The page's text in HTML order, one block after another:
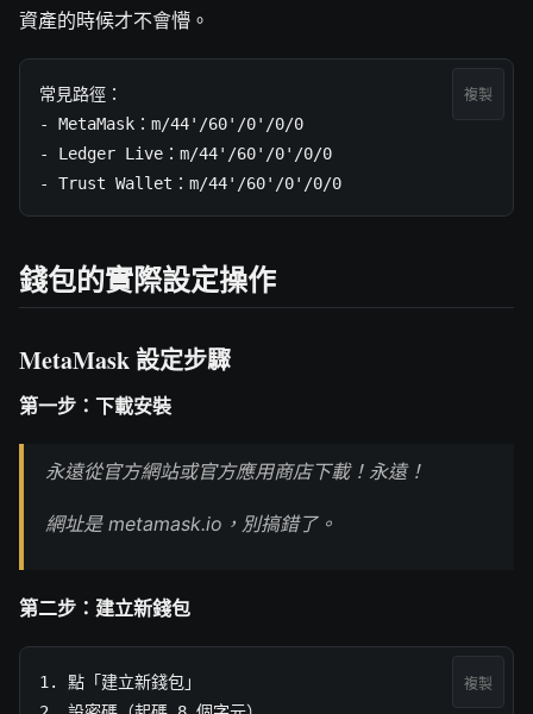
資產的時候才不會懵。
常見路徑：
- MetaMask：m/44'/60'/0'/0/0
- Ledger Live：m/44'/60'/0'/0/0
- Trust Wallet：m/44'/60'/0'/0/0
複製
錢包的實際設定操作
MetaMask 設定步驟
第一步：下載安裝
永遠從官方網站或官方應用商店下載！永遠！
網址是 metamask.io，別搞錯了。
第二步：建立新錢包
1. 點「建立新錢包」
複製